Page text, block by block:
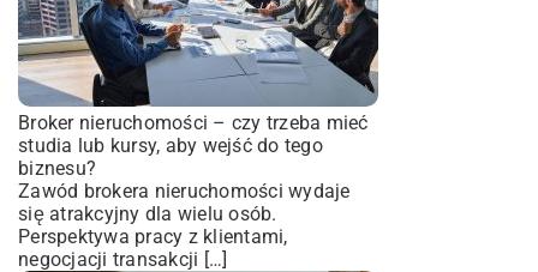
Broker nieruchomości – czy trzeba mieć
studia lub kursy, aby wejść do tego
biznesu?
Zawód brokera nieruchomości wydaje
się atrakcyjny dla wielu osób.
Perspektywa pracy z klientami,
negocjacji transakcji […]